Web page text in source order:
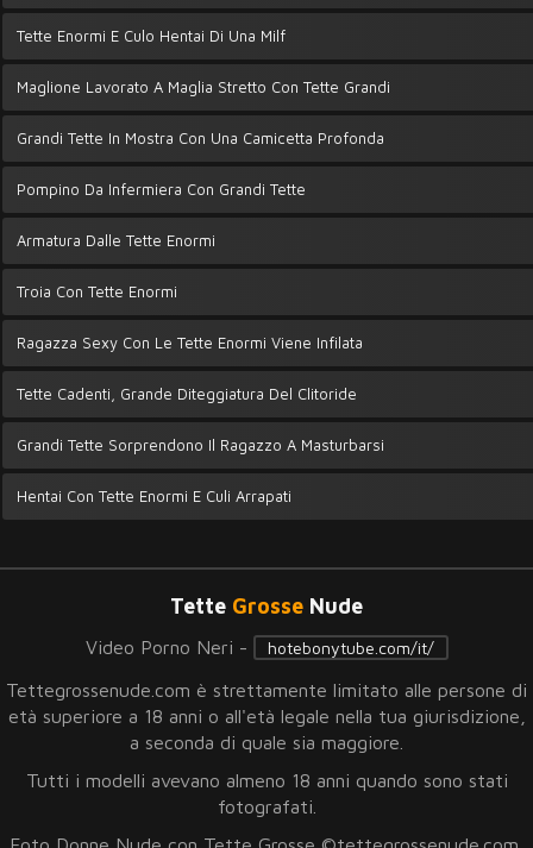
Tette Enormi E Culo Hentai Di Una Milf
Maglione Lavorato A Maglia Stretto Con Tette Grandi
Grandi Tette In Mostra Con Una Camicetta Profonda
Pompino Da Infermiera Con Grandi Tette
Armatura Dalle Tette Enormi
Troia Con Tette Enormi
Ragazza Sexy Con Le Tette Enormi Viene Infilata
Tette Cadenti, Grande Diteggiatura Del Clitoride
Grandi Tette Sorprendono Il Ragazzo A Masturbarsi
Hentai Con Tette Enormi E Culi Arrapati
Tette Grosse Nude
Video Porno Neri - hotebonytube.com/it/
Tettegrossenude.com è strettamente limitato alle persone di
età superiore a 18 anni o all'età legale nella tua giurisdizione,
a seconda di quale sia maggiore.
Tutti i modelli avevano almeno 18 anni quando sono stati
fotografati.